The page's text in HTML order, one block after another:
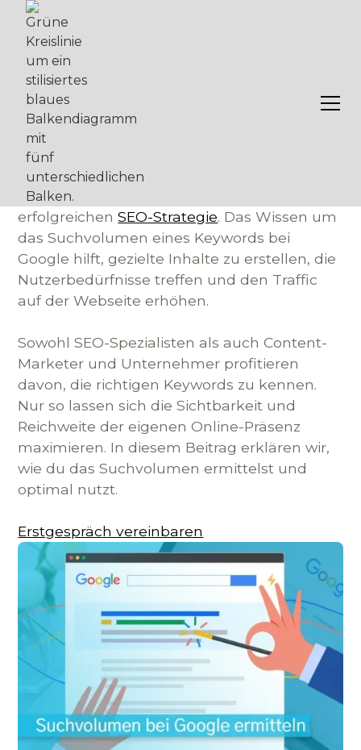
Suchvolumen bei Google
ermitteln
von Nico WinterDas Ermitteln des
Suchvolumens ist ein zentraler Aspekt jeder
erfolgreichenSEO-Strategie. Das Wissen um
das Suchvolumen eines Keywords bei
Google hilft, gezielte Inhalte zu erstellen, die
Nutzerbedürfnisse treffen und den Traffic
auf der Webseite erhöhen.
Sowohl SEO-Spezialisten als auch Content-
Marketer und Unternehmer profitieren
davon, die richtigen Keywords zu kennen.
Nur so lassen sich die Sichtbarkeit und
Reichweite der eigenen Online-Präsenz
maximieren. In diesem Beitrag erklären wir,
wie du das Suchvolumen ermittelst und
optimal nutzt.
Erstgespräch vereinbaren